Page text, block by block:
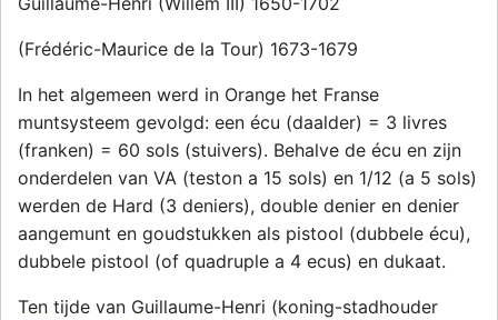
(Frédéric-Maurice de la Tour) 1673-1679
In het algemeen werd in Orange het Franse
muntsysteem gevolgd: een écu (daalder) = 3 livres
(franken) = 60 sols (stuivers). Behalve de écu en zijn
onderdelen van VA (teston a 15 sols) en 1/12 (a 5 sols)
werden de Hard (3 deniers), double denier en denier
aangemunt en goudstukken als pistool (dubbele écu),
dubbele pistool (of quadruple a 4 ecus) en dukaat.
Ten tijde van Guillaume-Henri (koning-stadhouder